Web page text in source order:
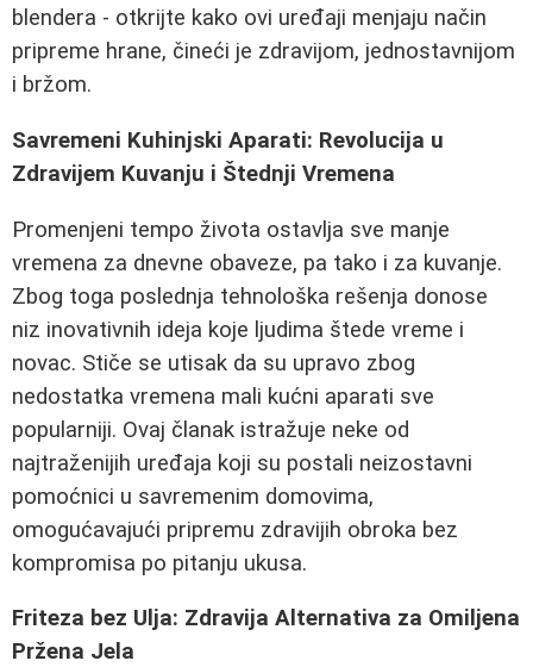
blendera - otkrijte kako ovi uređaji menjaju način
pripreme hrane, čineći je zdravijom, jednostavnijom
i bržom.
Savremeni Kuhinjski Aparati: Revolucija u
Zdravijem Kuvanju i Štednji Vremena
Promenjeni tempo života ostavlja sve manje
vremena za dnevne obaveze, pa tako i za kuvanje.
Zbog toga poslednja tehnološka rešenja donose
niz inovativnih ideja koje ljudima štede vreme i
novac. Stiče se utisak da su upravo zbog
nedostatka vremena mali kućni aparati sve
popularniji. Ovaj članak istražuje neke od
najtraženijih uređaja koji su postali neizostavni
pomoćnici u savremenim domovima,
omogućavajući pripremu zdravijih obroka bez
kompromisa po pitanju ukusa.
Friteza bez Ulja: Zdravija Alternativa za Omiljena
Pržena Jela